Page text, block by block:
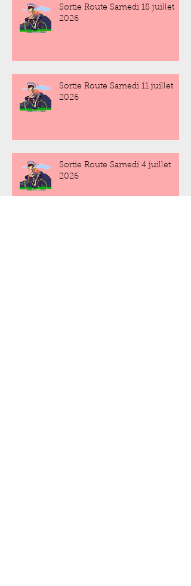
Sortie Route Samedi 18 juillet
2026
Sortie Route Samedi 11 juillet
2026
Sortie Route Samedi 4 juillet
2026